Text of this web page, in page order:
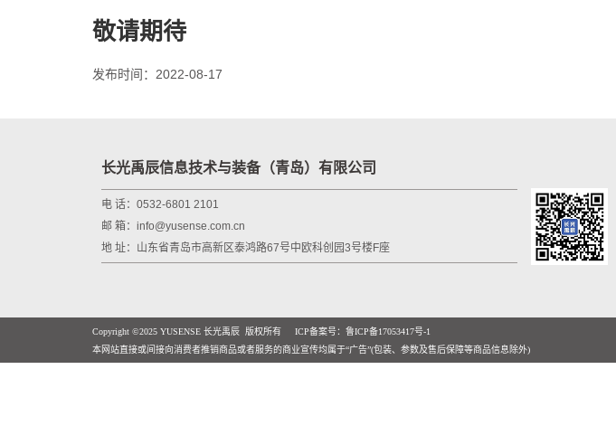
敬请期待
发布时间：2022-08-17
长光禹辰信息技术与装备（青岛）有限公司
电 话：0532-6801 2101
邮 箱：info@yusense.com.cn
地 址：山东省青岛市高新区泰鸿路67号中欧科创园3号楼F座
Copyright ©2025 YUSENSE 长光禹辰 版权所有 ICP备案号：鲁ICP备17053417号-1
本网站直接或间接向消费者推销商品或者服务的商业宣传均属于“广告”(包装、参数及售后保障等商品信息除外)